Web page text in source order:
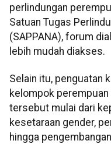
perlindungan
Satuan Tugas
(SAPPANA), forum
lebih mudah diakses.
Selain itu, penguatan
kelompok perempuan
tersebut mulai dari
kesetaraan gender,
hingga